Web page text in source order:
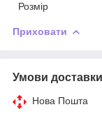
Розмір
Приховати
Умови доставки
Нова Пошта